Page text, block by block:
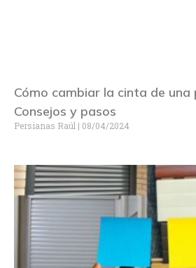
Cómo cambiar la cinta de una
Consejos y pasos
Persianas Raúl 08/04/2024